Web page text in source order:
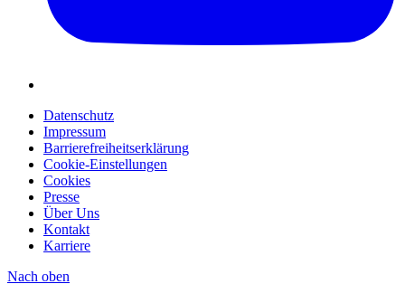
Datenschutz
Impressum
Barrierefreiheitserklärung
Cookie-Einstellungen
Cookies
Presse
Über Uns
Kontakt
Karriere
Nach oben